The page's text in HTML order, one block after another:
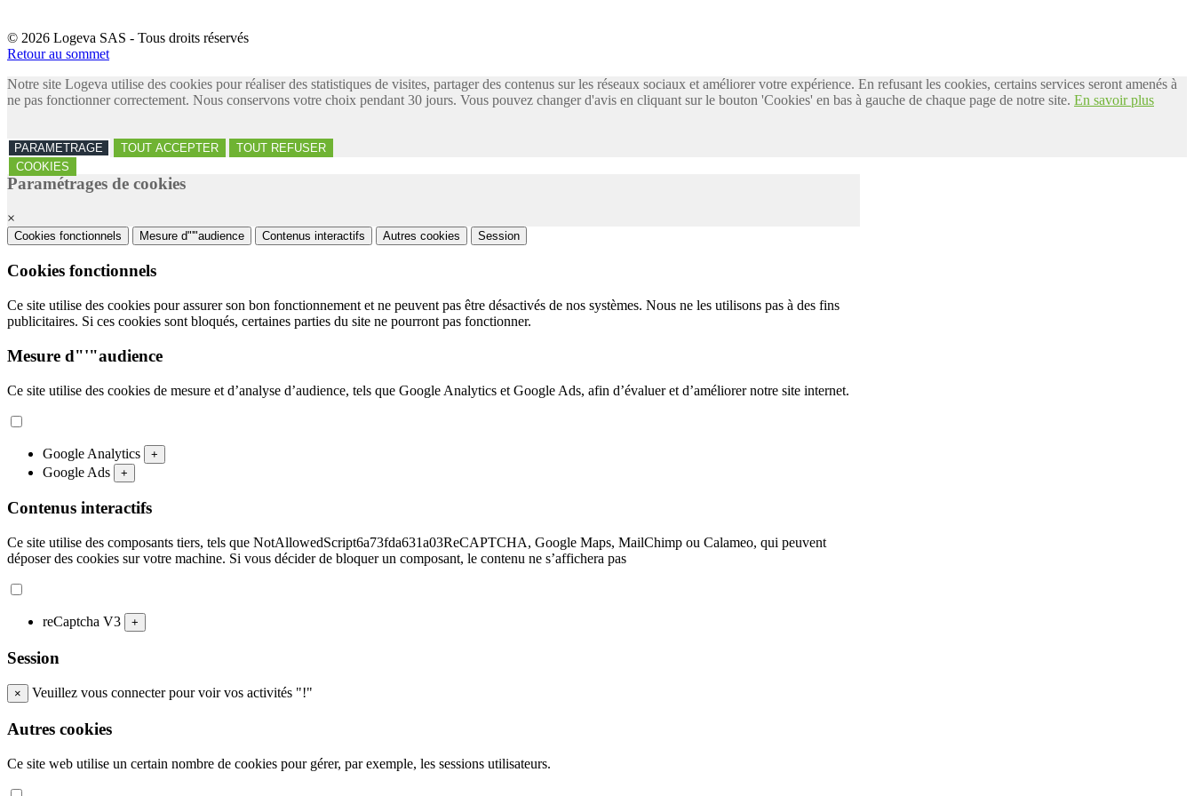
© 2026 Logeva SAS - Tous droits réservés
Retour au sommet
Notre site Logeva utilise des cookies pour réaliser des statistiques de visites, partager des contenus sur les réseaux sociaux et améliorer votre expérience. En refusant les cookies, certains services seront amenés à
ne pas fonctionner correctement. Nous conservons votre choix pendant 30 jours. Vous pouvez changer d'avis en cliquant sur le bouton 'Cookies' en bas à gauche de chaque page de notre site. En savoir plus
PARAMETRAGE TOUT ACCEPTER
TOUT REFUSER
COOKIES
Paramétrages de cookies
×
Cookies fonctionnels Mesure d"'"audience Contenus interactifs Autres cookies Session
Cookies fonctionnels
Ce site utilise des cookies pour assurer son bon fonctionnement et ne peuvent pas être désactivés de nos systèmes. Nous ne les utilisons pas à des fins
publicitaires. Si ces cookies sont bloqués, certaines parties du site ne pourront pas fonctionner.
Mesure d"'"audience
Ce site utilise des cookies de mesure et d’analyse d’audience, tels que Google Analytics et Google Ads, afin d’évaluer et d’améliorer notre site internet.
Google Analytics +
Google Ads +
Contenus interactifs
Ce site utilise des composants tiers, tels que NotAllowedScript6a73fda631a03ReCAPTCHA, Google Maps, MailChimp ou Calameo, qui peuvent
déposer des cookies sur votre machine. Si vous décider de bloquer un composant, le contenu ne s’affichera pas
reCaptcha V3 +
Session
× Veuillez vous connecter pour voir vos activités "!"
Autres cookies
Ce site web utilise un certain nombre de cookies pour gérer, par exemple, les sessions utilisateurs.